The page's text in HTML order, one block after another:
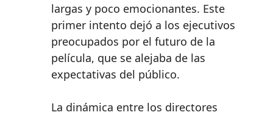
largas y poco emocionantes. Este
primer intento dejó a los ejecutivos
preocupados por el futuro de la
película, que se alejaba de las
expectativas del público.
La dinámica entre los directores